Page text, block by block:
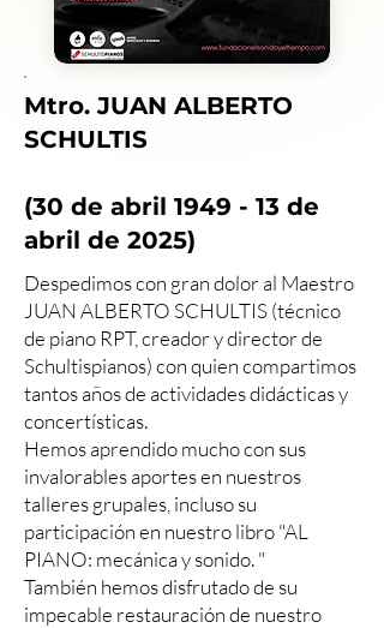
Mtro. JUAN ALBERTO
SCHULTIS
(30 de abril 1949 - 13 de
abril de 2025)
Despedimos con gran dolor al Maestro
JUAN ALBERTO SCHULTIS (técnico
de piano RPT, creador y director de
Schultispianos) con quien compartimos
tantos años de actividades didácticas y
concertísticas.
Hemos aprendido mucho con sus
invalorables aportes en nuestros
talleres grupales, incluso su
participación en nuestro libro "AL
PIANO: mecánica y sonido. "
También hemos disfrutado de su
impecable restauración de nuestro